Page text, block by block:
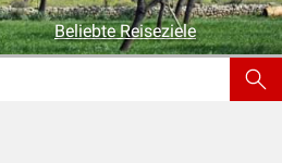
Beliebte Reiseziele